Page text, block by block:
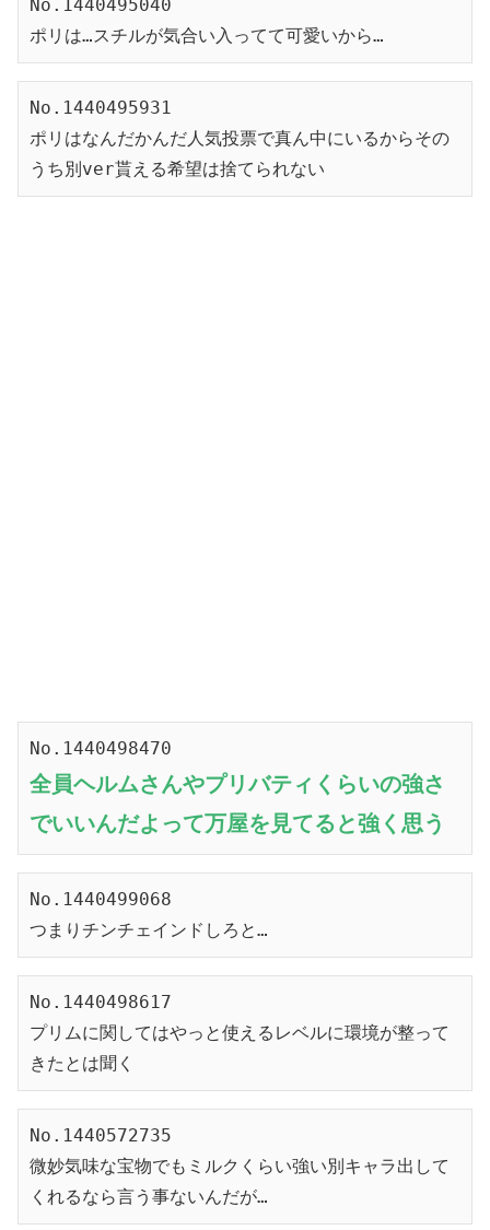
No.1440495040
ポリは…スチルが気合い入ってて可愛いから…
No.1440495931
ポリはなんだかんだ人気投票で真ん中にいるからその
うち別ver貰える希望は捨てられない
No.1440498470
全員ヘルムさんやプリバティくらいの強さ
でいいんだよって万屋を見てると強く思う
No.1440499068
つまりチンチェインドしろと…
No.1440498617
プリムに関してはやっと使えるレベルに環境が整って
きたとは聞く
No.1440572735
微妙気味な宝物でもミルクくらい強い別キャラ出して
くれるなら言う事ないんだが…